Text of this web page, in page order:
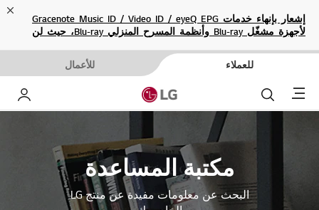
إشعار بإنهاء خدمات Gracenote Music ID / Video ID / eyeQ EPG
لأجهزة مشغّل Blu-ray وأنظمة المسرح المنزلي Blu-ray، حيث لن
للعملاء للأعمال
Menu بحث
مكتبة المساعدة
البحث عن معلومات مفيدة عن منتج LG